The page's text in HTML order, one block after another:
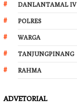
DANLANTAMAL IV
POLRES
WARGA
TANJUNGPINANG
RAHMA
ADVETORIAL